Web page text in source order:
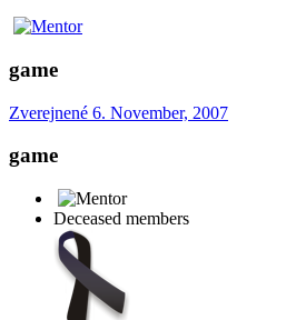
game
Zverejnené 6. November, 2007
game
Deceased members